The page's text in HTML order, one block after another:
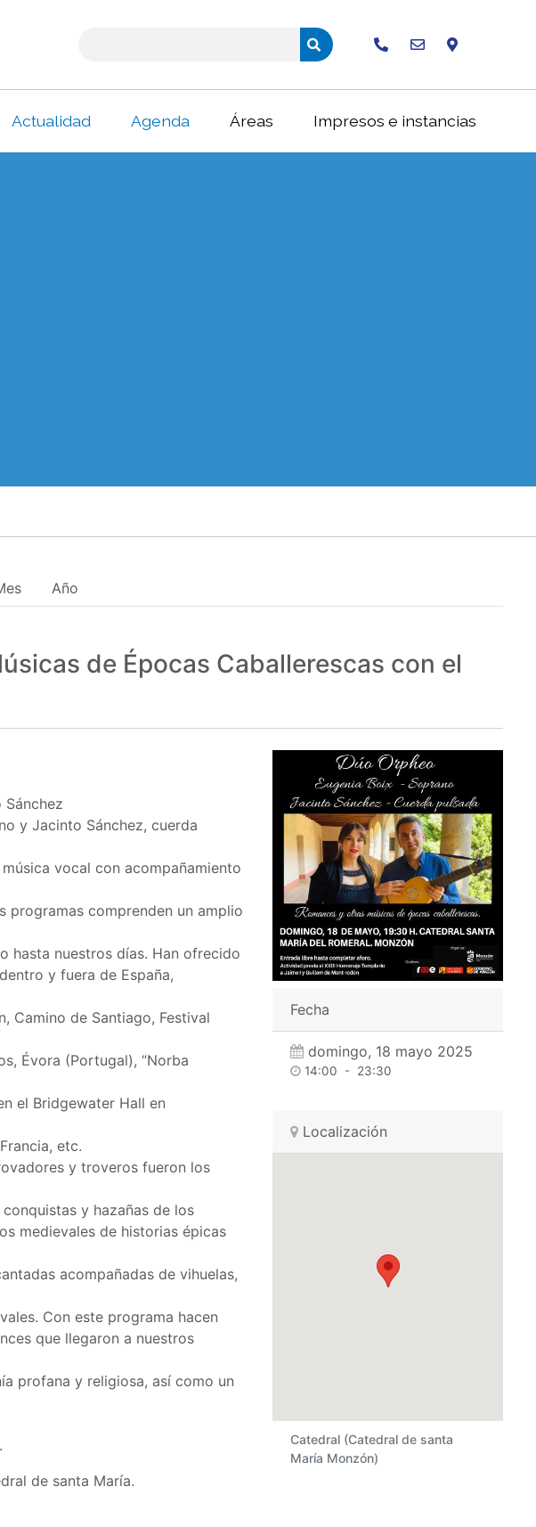
Actualidad Agenda Áreas Impresos e instancias
Año
de Épocas Caballerescas con el
y Jacinto Sánchez, cuerda
vocal con acompañamiento
programas comprenden un amplio
hasta nuestros días. Han ofrecido
y fuera de España,
Camino de Santiago, Festival
Évora (Portugal), “Norba
el Bridgewater Hall en
etc.
y troveros fueron los
y hazañas de los
medievales de historias épicas
acompañadas de vihuelas,
Con este programa hacen
que llegaron a nuestros
profana y religiosa, así como un
de santa María.
Fecha
domingo, 18 mayo 2025
14:00 - 23:30
Localización
Catedral (Catedral de santa
María Monzón)